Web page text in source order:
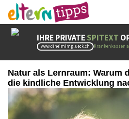
Natur als Lernraum: Warum
die kindliche Entwicklung